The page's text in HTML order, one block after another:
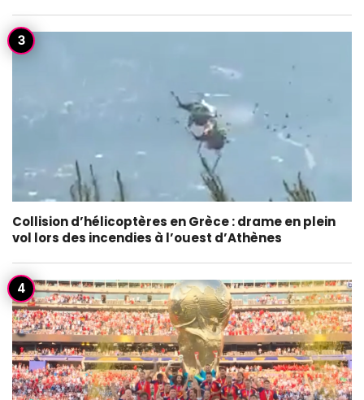
Collision d’hélicoptères en Grèce : drame en plein
vol lors des incendies à l’ouest d’Athènes